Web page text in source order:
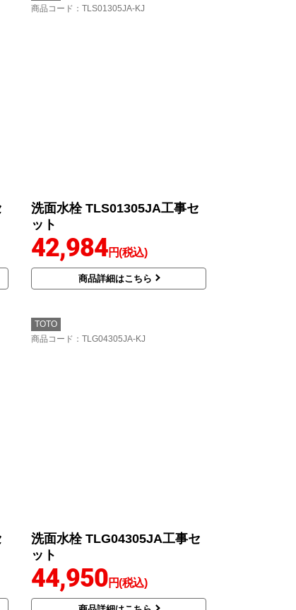
商品コード ：TLS01305JA-KJ
洗面水栓 TLS01305JA工事セ
ット
42,984円(税込)
商品詳細はこちら
TOTO
商品コード ：TLG04305JA-KJ
洗面水栓 TLG04305JA工事セ
ット
44,950円(税込)